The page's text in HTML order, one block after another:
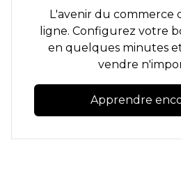
L'avenir du commerce
ligne. Configurez votre
en quelques minutes
vendre
Apprendre